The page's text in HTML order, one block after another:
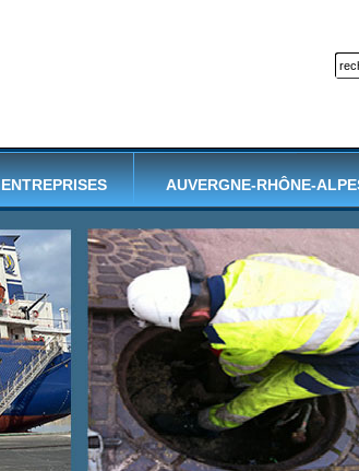
ENTREPRISES AUVERGNE-RHÔNE-